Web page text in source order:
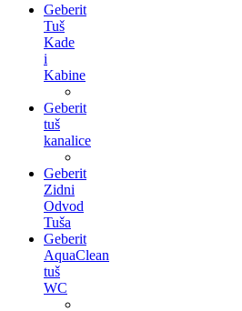
Geberit
Tuš
Kade
i
Kabine
Geberit
tuš
kanalice
Geberit
Zidni
Odvod
Tuša
Geberit
AquaClean
tuš
WC